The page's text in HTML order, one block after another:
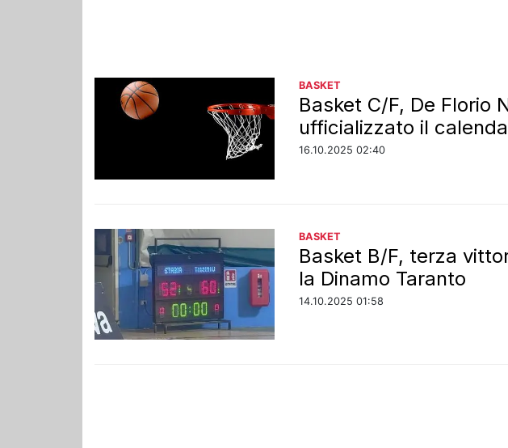
BASKET
Basket C/F, De Florio
ufficializzato il
16.10.2025 02:40
BASKET
Basket B/F, terza
la Dinamo Taranto
14.10.2025 01:58